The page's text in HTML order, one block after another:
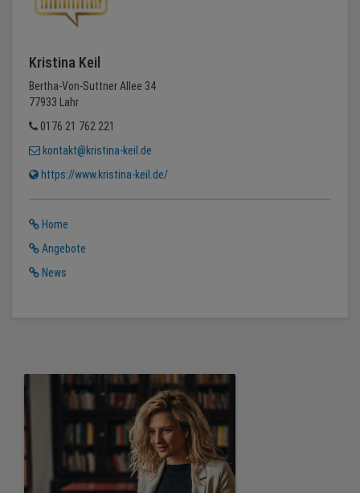
KONTAKT
Kristina Keil
Bertha-Von-Suttner Allee 34
77933 Lahr
0176 21 762 221
kontakt@kristina-keil.de
https://www.kristina-keil.de/
Home
Angebote
News